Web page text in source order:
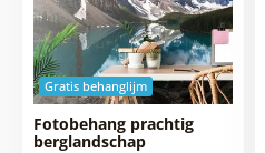
Gratis behanglijm
Fotobehang prachtig
berglandschap